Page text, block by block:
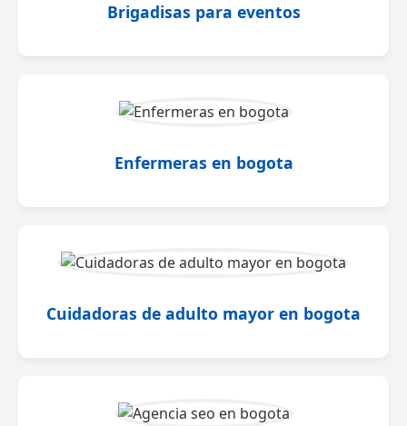
Brigadisas para eventos
Enfermeras en bogota
Cuidadoras de adulto mayor en bogota